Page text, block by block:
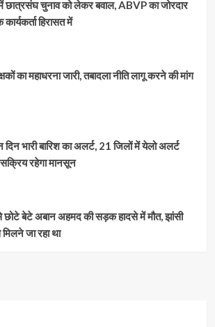
में छात्रसंघ चुनाव को लेकर बवाल, ABVP का जोरदार
हिरासत में
का महाधरना जारी, तबादला नीति लागू करने की मांग
भारी बारिश का अलर्ट, 21 जिलों में येलो अलर्ट
रहेगा मानसून
बेटे अबान अहमद की सड़क हादसे में मौत, झांसी
जा रहा था